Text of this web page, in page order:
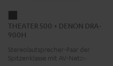
500
+
DENON
THEATER 500 + DENON DRA-
900H
Stereolautsprecher-Paar der
Spitzenklasse mit AV-Netzwerk-